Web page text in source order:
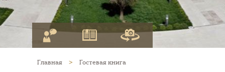
Главная > Гостевая книга